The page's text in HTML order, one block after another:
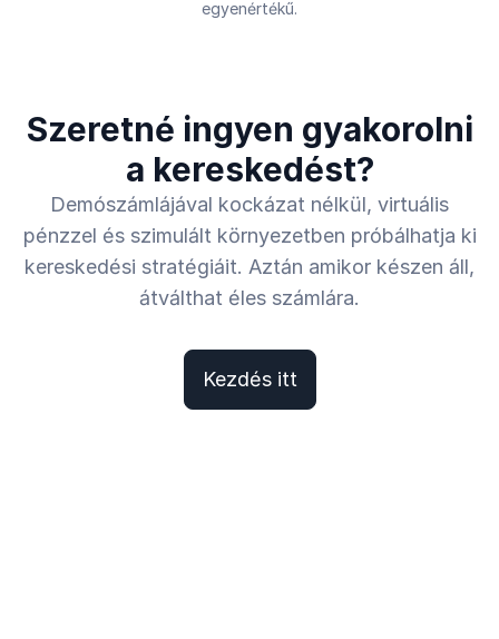
egyenértékű.
Szeretné ingyen gyakorolni
a kereskedést?
Demószámlájával kockázat nélkül, virtuális
pénzzel és szimulált környezetben próbálhatja ki
kereskedési stratégiáit. Aztán amikor készen áll,
átválthat éles számlára.
Kezdés itt